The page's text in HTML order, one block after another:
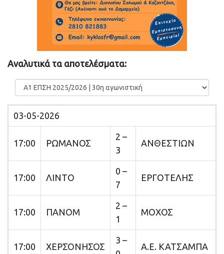
Αναλυτικά τα αποτελέσματα:
03-05-2026
17:00 ΡΩΜΑΝΟΣ
2 –
3
ΑΝΘΕΣΤΙΩΝ
17:00 ΛΙΝΤΟ
0 –
7
ΕΡΓΟΤΕΛΗΣ
17:00 ΠΑΝΟΜ
2 –
1
ΜΟΧΟΣ
17:00 ΧΕΡΣΟΝΗΣΟΣ
3 –
Α.Ε. ΚΑΤΣΑΜΠΑ